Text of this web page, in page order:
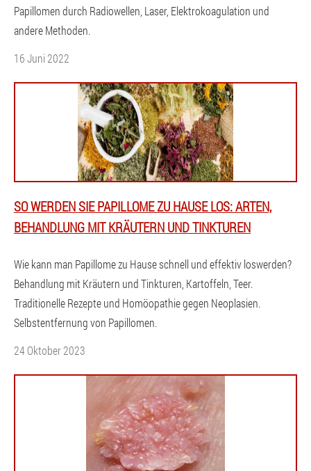
Papillomen durch Radiowellen, Laser, Elektrokoagulation und
andere Methoden.
16 Juni 2022
SO WERDEN SIE PAPILLOME ZU HAUSE LOS: ARTEN,
BEHANDLUNG MIT KRÄUTERN UND TINKTUREN
Wie kann man Papillome zu Hause schnell und effektiv loswerden?
Behandlung mit Kräutern und Tinkturen, Kartoffeln, Teer.
Traditionelle Rezepte und Homöopathie gegen Neoplasien.
Selbstentfernung von Papillomen.
24 Oktober 2023